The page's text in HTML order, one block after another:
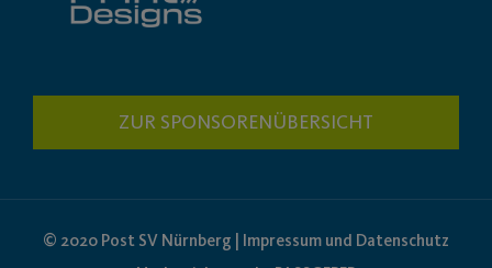
ZUR SPONSORENÜBERSICHT
© 2020 Post SV Nürnberg | Impressum und Datenschutz